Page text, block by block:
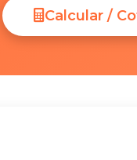
Calcular /